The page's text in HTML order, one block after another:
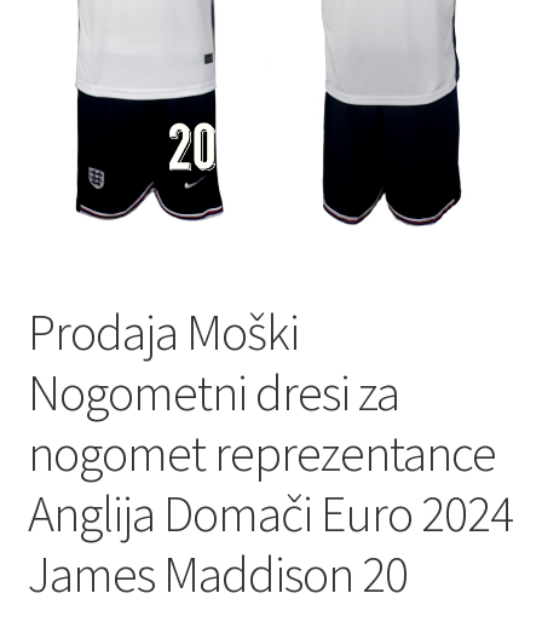
Prodaja Moški
Nogometni dresi za
nogomet reprezentance
Anglija Domači Euro 2024
James Maddison 20